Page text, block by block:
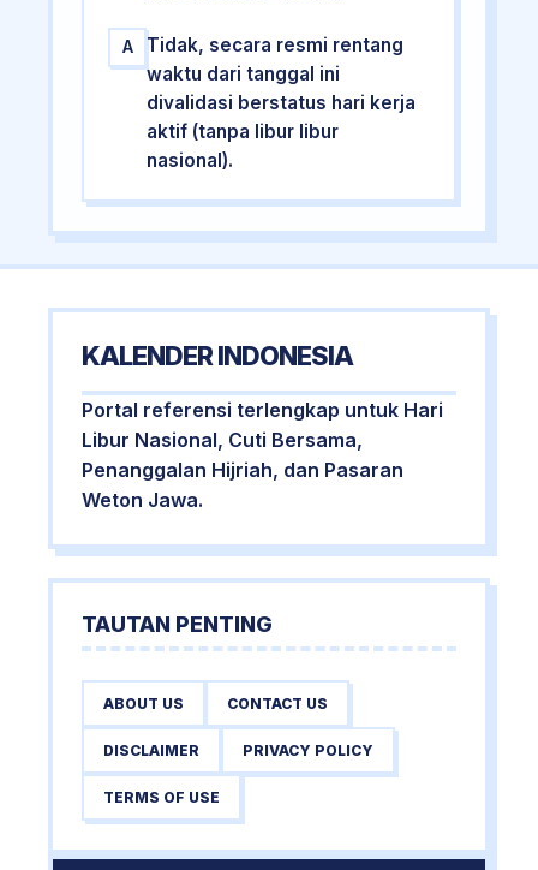
A
Tidak, secara resmi rentang
waktu dari tanggal ini
divalidasi berstatus hari kerja
aktif (tanpa libur libur
nasional).
KALENDER INDONESIA
Portal referensi terlengkap untuk Hari
Libur Nasional, Cuti Bersama,
Penanggalan Hijriah, dan Pasaran
Weton Jawa.
TAUTAN PENTING
ABOUT US CONTACT US
DISCLAIMER PRIVACY POLICY
TERMS OF USE